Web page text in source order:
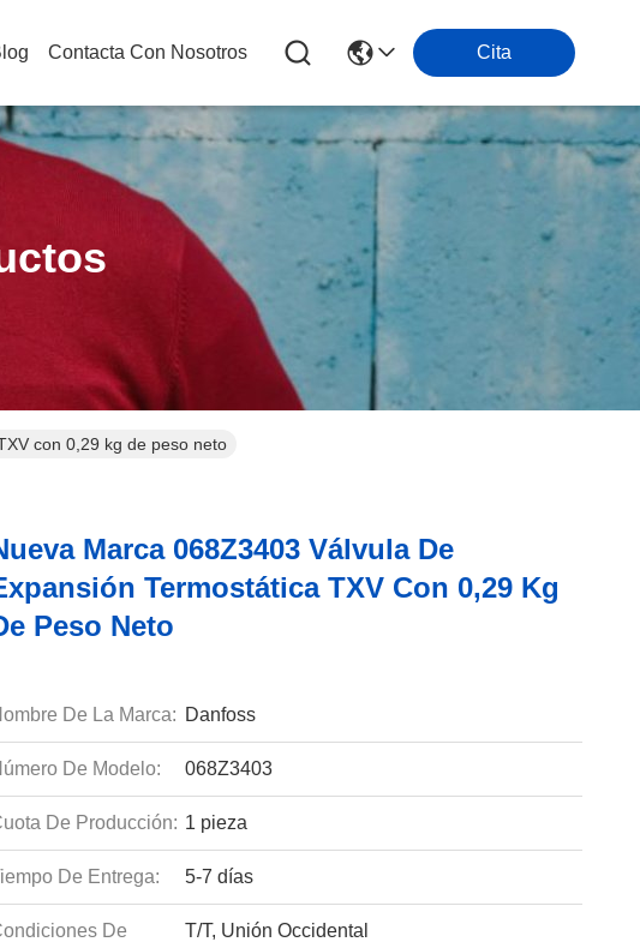
Contacta Con Nosotros Cita
con 0,29 kg de peso neto
Marca 068Z3403 Válvula De
Termostática TXV Con 0,29 Kg
Peso Neto
De La Marca: Danfoss
De Modelo: 068Z3403
De Producción: 1 pieza
De Entrega: 5-7 días
De
T/T, Unión Occidental